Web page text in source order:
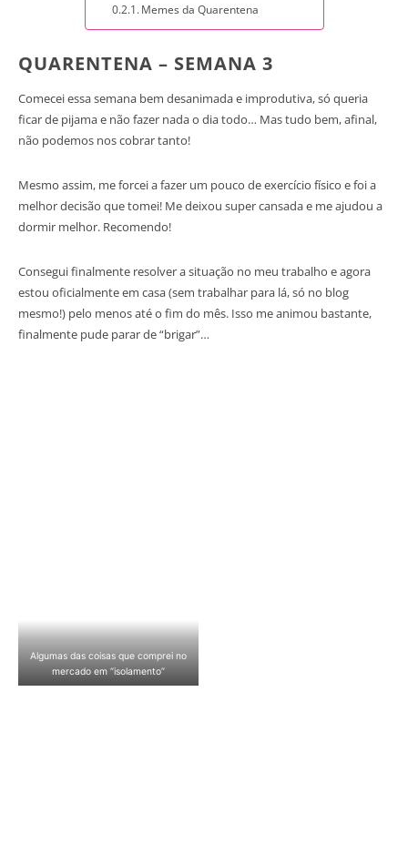
Memes da Quarentena
QUARENTENA – SEMANA 3
Comecei essa semana bem desanimada e improdutiva, só queria
ficar de pijama e não fazer nada o dia todo… Mas tudo bem, afinal,
não podemos nos cobrar tanto!
Mesmo assim, me forcei a fazer um pouco de exercício físico e foi a
melhor decisão que tomei! Me deixou super cansada e me ajudou a
dormir melhor. Recomendo!
Consegui finalmente resolver a situação no meu trabalho e agora
estou oficialmente em casa (sem trabalhar para lá, só no blog
mesmo!) pelo menos até o fim do mês. Isso me animou bastante,
finalmente pude parar de “brigar”…
Algumas das coisas que comprei no
mercado em “isolamento”